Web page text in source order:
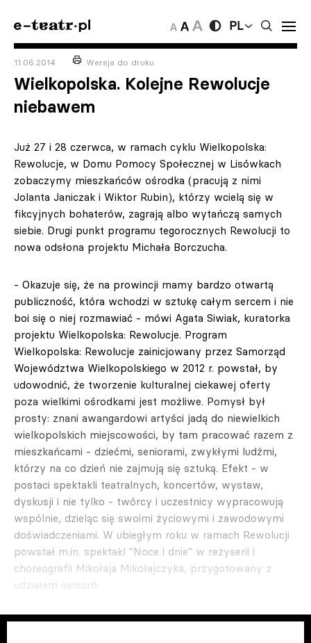
PL
11.06.2014 Wersja do druku
Wielkopolska. Kolejne Rewolucje
niebawem
Już 27 i 28 czerwca, w ramach cyklu Wielkopolska:
Rewolucje, w Domu Pomocy Społecznej w Lisówkach
zobaczymy mieszkańców ośrodka (pracują z nimi
Jolanta Janiczak i Wiktor Rubin), którzy wcielą się w
fikcyjnych bohaterów, zagrają albo wytańczą samych
siebie. Drugi punkt programu tegorocznych Rewolucji to
nowa odsłona projektu Michała Borczucha.
- Okazuje się, że na prowincji mamy bardzo otwartą
publiczność, która wchodzi w sztukę całym sercem i nie
boi się o niej rozmawiać - mówi Agata Siwiak, kuratorka
projektu Wielkopolska: Rewolucje. Program
Wielkopolska: Rewolucje zainicjowany przez Samorząd
Województwa Wielkopolskiego w 2012 r. powstał, by
udowodnić, że tworzenie kulturalnej ciekawej oferty
poza wielkimi ośrodkami jest możliwe. Pomysł był
prosty: znani awangardowi artyści jadą do niewielkich
wielkopolskich miejscowości, by tam pracować razem z
mieszkańcami - dziećmi, seniorami, zwykłymi ludźmi,
którzy na co dzień nie zajmują się sztuką. Efekt - w
postaci spektakli teatralnych, koncertów, wystaw,
dyskusji i nie tylko - twórcy i uczestnicy wypracowują
wspólnie, dzieląc się swoimi życiowymi i zawodowymi
doświadczeniami. W ubiegłym roku w ramach Rewolucji
powstał m.in. spektakl "Noce i dnie" w reżyserii i
choreografii Mikołaja Mikołajczyka, przygotowany z
udziałem senioró